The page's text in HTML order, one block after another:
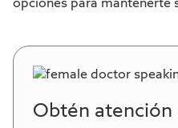
opciones para mantenerte
Obtén atención